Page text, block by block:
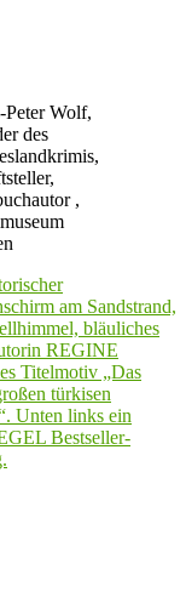
Peter Wolf,
des
,